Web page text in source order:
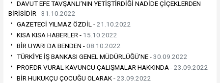
DAVUT EFE TAVŞANLI’NIN YETİŞTİRDİĞİ NADİDE ÇİÇEKLERDEN
BİRİSİDİR -31.10.2022
GAZETECİ YILMAZ ÖZDİL -21.10.2022
KISA KISA HABERLER - 15.10.2022
BİR UYARI DA BENDEN -08.10.2022
TÜRKİYE İŞ BANKASI GENEL MÜDÜRLÜĞÜ’NE -30.09.2022
PROF.DR VURAL KAVUNCU ÇALIŞMALAR HAKKINDA -23.09.2022
BİR HUKUKÇU ÇOCUĞU OLARAK -23.09.2022